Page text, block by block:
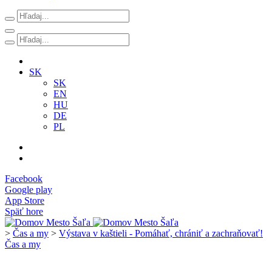
SK
SK
EN
HU
DE
PL
Facebook
Google play
App Store
Späť hore
> Čas a my > Výstava v kaštieli - Pomáhať, chrániť a zachraňovať!
Čas a my